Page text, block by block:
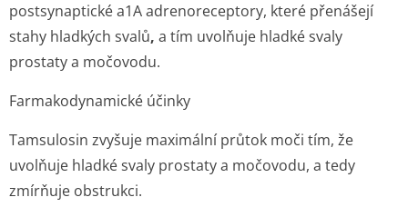
postsynaptické a1A adrenoreceptory, které přenášejí
stahy hladkých svalů, a tím uvolňuje hladké svaly
prostaty a močovodu.
Farmakodynamické účinky
Tamsulosin zvyšuje maximální průtok moči tím, že
uvolňuje hladké svaly prostaty a močovodu, a tedy
zmírňuje obstrukci.